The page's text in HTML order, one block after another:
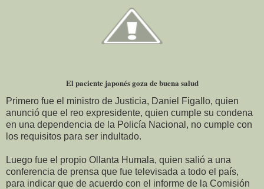
El paciente japonés goza de buena salud
Primero fue el ministro de Justicia, Daniel Figallo, quien
anunció que el reo expresidente, quien cumple su condena
en una dependencia de la Policía Nacional, no cumple con
los requisitos para ser indultado.
Luego fue el propio Ollanta Humala, quien salió a una
conferencia de prensa que fue televisada a todo el país,
para indicar que de acuerdo con el informe de la Comisión